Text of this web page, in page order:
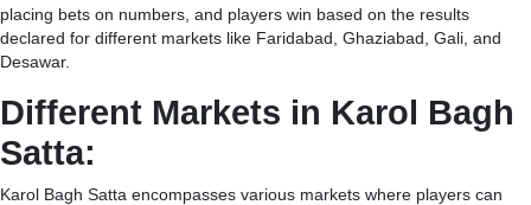
placing bets on numbers, and players win based on the results
declared for different markets like Faridabad, Ghaziabad, Gali, and
Desawar.
Different Markets in Karol Bagh
Satta:
Karol Bagh Satta encompasses various markets where players can